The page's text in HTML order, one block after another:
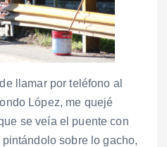
llamar por teléfono al
López, me quejé
se veía el puente con
sobre lo gacho,